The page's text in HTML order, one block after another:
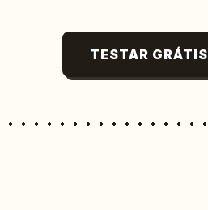
TESTAR GRÁTIS